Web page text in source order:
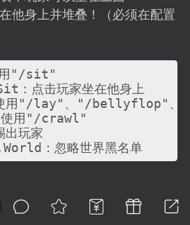
助者
享
你期望的功能等
他身上并堆叠！（必须在配置
"/sit"
点击玩家坐在他身上
用"/lay"、"/bellyflop"
用"/crawl"
玩家
：忽略世界黑名单
1.13, 1.14, 1.15, 1.16, 1.17,